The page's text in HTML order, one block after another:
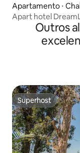
Apartamento ⋅
Apart hotel
Outros
Superhost
Superhost